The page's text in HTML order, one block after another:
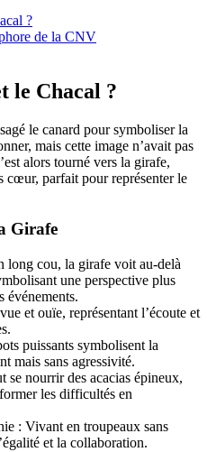
?
de la CNV
le Chacal ?
le canard pour symboliser la
mais cette image n’avait pas
alors tourné vers la girafe,
cœur, parfait pour représenter le
Girafe
long cou, la girafe voit au-delà
une perspective plus
événements.
et ouïe, représentant l’écoute et
puissants symbolisent la
mais sans agressivité.
nourrir des acacias épineux,
les difficultés en
: Vivant en troupeaux sans
et la collaboration.